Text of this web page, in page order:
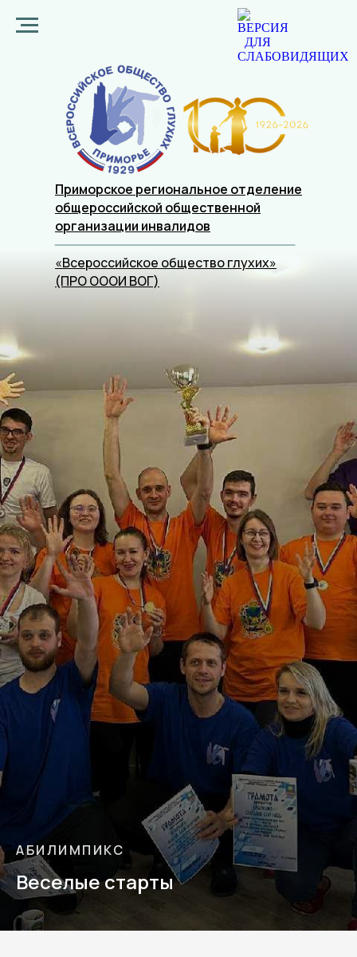
Приморское региональное отделение
общероссийской общественной
организации инвалидов
«Всероссийское общество глухих»
(ПРО ОООИ ВОГ)
АБИЛИМПИКС
Веселые старты